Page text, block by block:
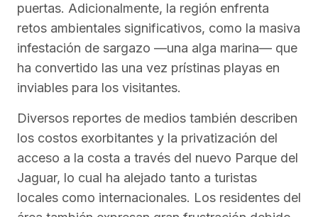
puertas. Adicionalmente, la región enfrenta
retos ambientales significativos, como la masiva
infestación de sargazo —una alga marina— que
ha convertido las una vez prístinas playas en
inviables para los visitantes.
Diversos reportes de medios también describen
los costos exorbitantes y la privatización del
acceso a la costa a través del nuevo Parque del
Jaguar, lo cual ha alejado tanto a turistas
locales como internacionales. Los residentes del